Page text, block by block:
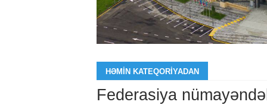
HƏMIN KATEQORIYADAN
Federasiya